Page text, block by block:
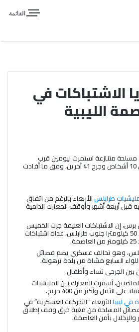
القائمة
الاشتباكات في
الليبية
مسلحة متنازعة استمرت ليومين قرب
العاصمة الليبية إلى مقتل 10 أشخاص وجرح 41 آخرين، وفق ما أفادت
طرابلسالأربعاء بالرغم من اتفاق
قبل أربعة أشهر وأوقف المعارك الدامية
إن الاشتباكات العنيفة جرت الخميس
في منطقة تقع على بعد 50 كيلومترا جنوب طرابلس، غداة اشتباكات
وهو تحالف عسكري يضم فصائل
السابع مشاة من بلدة ترهونة.
بين الجرحى نساء وأطفال.
أسفرت المعارك بين المليشيات
في ليبياالأربعاء “التحركات العسكرية” في
المسلحة من مغبة خرق وقف إطلاق
والإخلال بأمن العاصمة.